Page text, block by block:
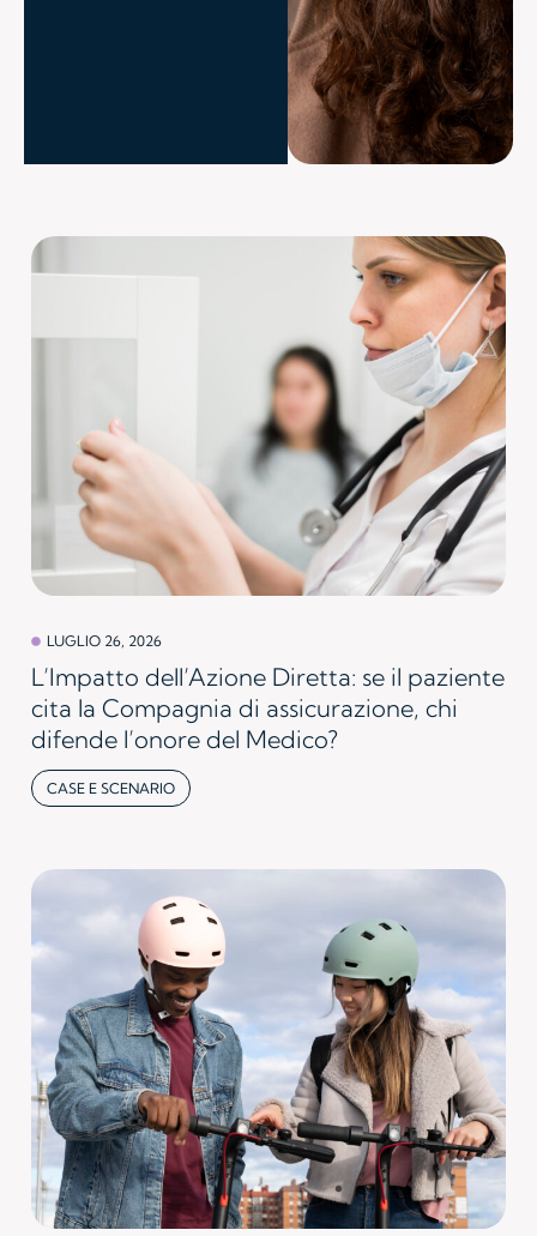
LUGLIO 26, 2026
L’Impatto dell’Azione Diretta: se il paziente
cita la Compagnia di assicurazione, chi
difende l’onore del Medico?
CASE E SCENARIO